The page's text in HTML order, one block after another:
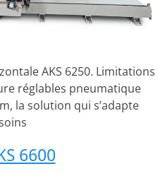
AKS 6250. Limitations
réglables pneumatique
la solution qui s’adapte
6600